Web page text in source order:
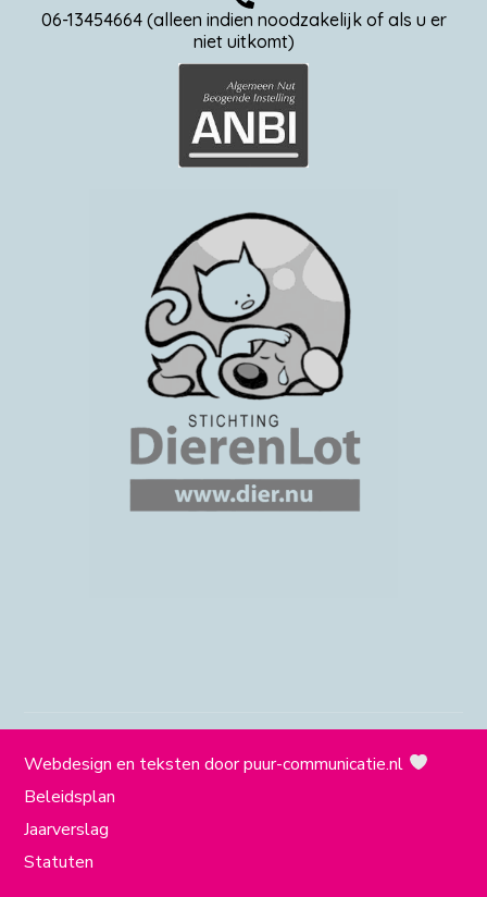
06-13454664 (alleen indien noodzakelijk of als u er
niet uitkomt)
Webdesign en teksten doorpuur-communicatie.nl
Beleidsplan
Jaarverslag
Statuten